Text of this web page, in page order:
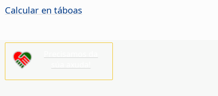
Calcular en táboas